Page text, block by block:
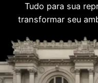
Tudo para sua
transformar seu